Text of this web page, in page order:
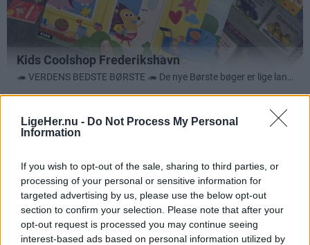
LigeHer.nu - Do Not Process My Personal
Information
If you wish to opt-out of the sale, sharing to third parties, or
processing of your personal or sensitive information for
targeted advertising by us, please use the below opt-out
section to confirm your selection. Please note that after your
opt-out request is processed you may continue seeing
interest-based ads based on personal information utilized by
Annonceret indhold
Følg med
i Brønderslev og omegn